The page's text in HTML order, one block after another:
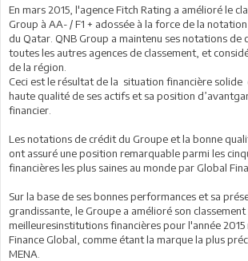
En mars 2015, l'agence Fitch Rating a amélioré le
Group à AA- / F1 + adossée à la force de la
du Qatar. QNB Group a maintenu ses notations de
toutes les autres agences de classement, et
de la région.
Ceci est le résultat de la situation financière solide
haute qualité de ses actifs et sa position
financier.
Les notations de crédit du Groupe et la bonne
ont assuré une position remarquable parmi les
financières les plus saines au monde par Global
Sur la base de ses bonnes performances et sa
grandissante, le Groupe a amélioré son
meilleuresinstitutions financières pour l'année 2015
Finance Global, comme étant la marque la plus
MENA.